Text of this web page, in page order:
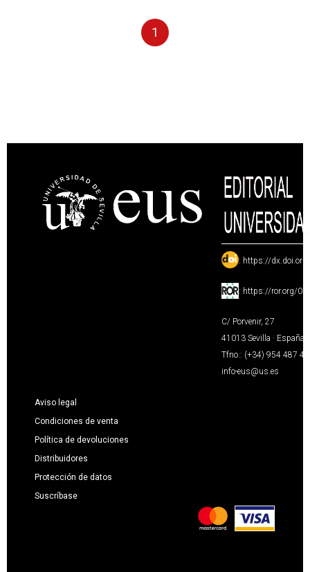
1
: https://
: https://ror.org/
C/ Porvenir, 27
41013 Sevilla · España
Tfno.: (+34) 954 487
info-eus@us.es
Aviso legal
Condiciones de venta
Política de devoluciones
Distribuidores
Protección de datos
Suscríbase